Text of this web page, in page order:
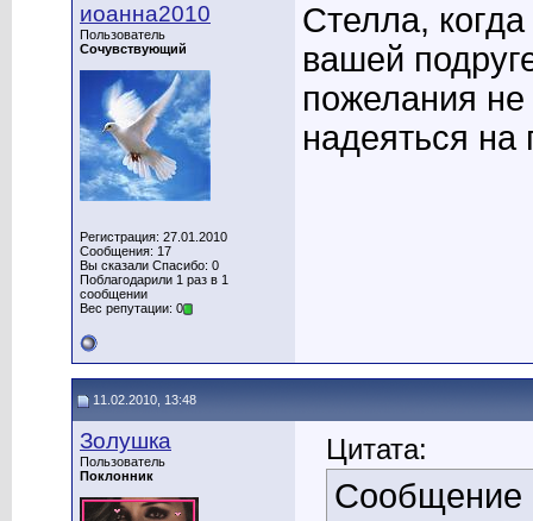
иоанна2010
Пользователь
Сочувствующий
Регистрация: 27.01.2010
Сообщения: 17
Вы сказали Спасибо: 0
Поблагодарили 1 раз в 1
сообщении
Вес репутации: 0
Стелла,
вашей
пожелания не
надеяться
11.02.2010, 13:48
Золушка
Пользователь
Поклонник
Цитата:
Сообщение